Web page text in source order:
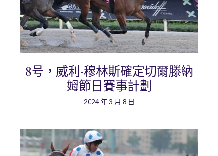
8号，威利·穆林斯確定切爾滕納
姆節日賽事計劃
2024 年 3 月 8 日